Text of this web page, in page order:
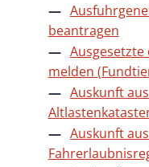
beantragen
melden
Auskunft
Auskunft